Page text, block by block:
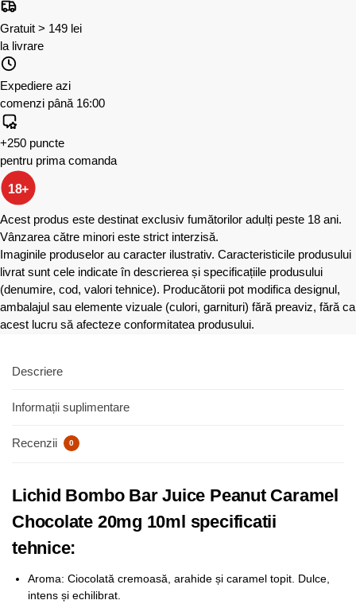
Gratuit > 149 lei
la livrare
Expediere azi
comenzi până 16:00
+250 puncte
pentru prima comanda
18+
Acest produs este destinat exclusiv fumătorilor adulți peste 18 ani.
Vânzarea către minori este strict interzisă.
Imaginile produselor au caracter ilustrativ. Caracteristicile produsului
livrat sunt cele indicate în descrierea și specificațiile produsului
(denumire, cod, valori tehnice). Producătorii pot modifica designul,
ambalajul sau elemente vizuale (culori, garnituri) fără preaviz, fără ca
acest lucru să afecteze conformitatea produsului.
Descriere
Informații suplimentare
Recenzii 0
Lichid Bombo Bar Juice Peanut Caramel
Chocolate 20mg 10ml specificatii
tehnice:
Aroma: Ciocolată cremoasă, arahide și caramel topit. Dulce,
intens și echilibrat.